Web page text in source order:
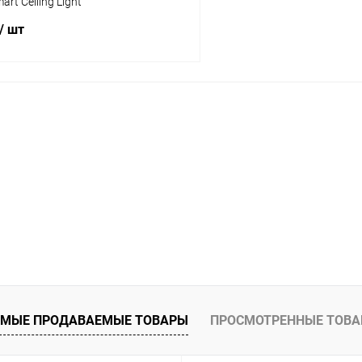
/ шт
ПРОДАВАЕМЫЕ ТОВАРЫ ПРОСМОТРЕННЫЕ